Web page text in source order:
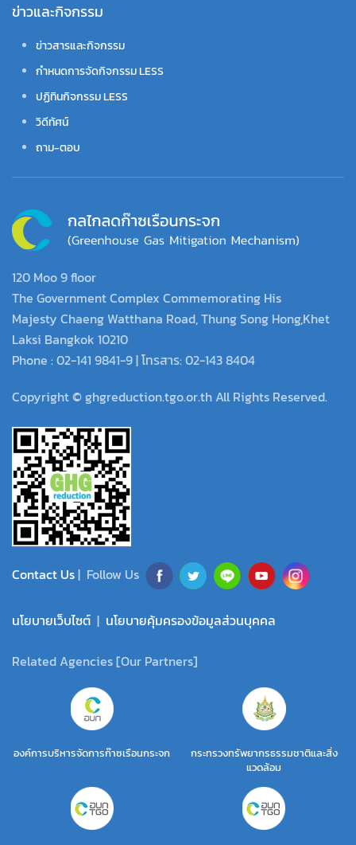
ข่าวและกิจกรรม
ข่าวสารและกิจกรรม
กำหนดการจัดกิจกรรม LESS
ปฏิทินกิจกรรม LESS
วิดีทัศน์
ถาม-ตอบ
120 Moo 9 floor
The Government Complex Commemorating His
Majesty Chaeng Watthana Road, Thung Song Hong,Khet
Laksi Bangkok 10210
Phone : 02-141 9841-9 | โทรสาร: 02-143 8404
Copyright © ghgreduction.tgo.or.th All Rights Reserved.
Contact Us| Follow Us
นโยบายเว็บไซต์ | นโยบายคุ้มครองข้อมูลส่วนบุคคล
Related Agencies [Our Partners]
องค์การบริหารจัดการก๊าซเรือนกระจก
กระทรวงทรัพยากรธรรมชาติและสิ่ง
แวดล้อม